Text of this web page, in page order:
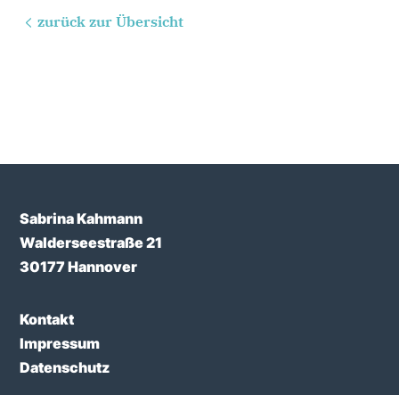
zurück zur Übersicht
Sabrina Kahmann
Walderseestraße 21
30177 Hannover
Kontakt
Impressum
Datenschutz